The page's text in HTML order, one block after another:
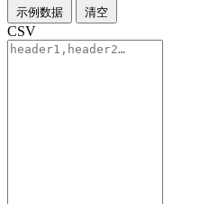
示例数据 清空
CSV